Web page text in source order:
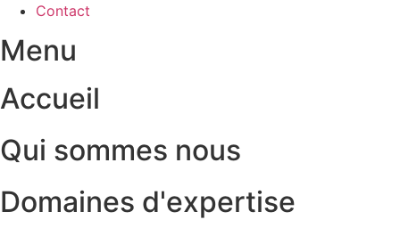
Contact
Menu
Accueil
Qui sommes nous
Domaines d'expertise